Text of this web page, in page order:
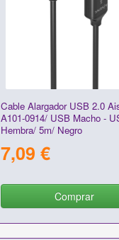
Cable Alargador USB 2.0
A101-0914/ USB Macho -
Hembra/ 5m/ Negro
7,09 €
Comprar